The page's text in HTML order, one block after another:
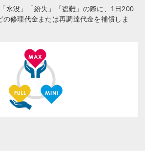
水没」「紛失」「盗難」の際に、1日200
の修理代金または再調達代金を補償しま